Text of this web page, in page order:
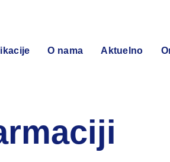
O nama Aktuelno